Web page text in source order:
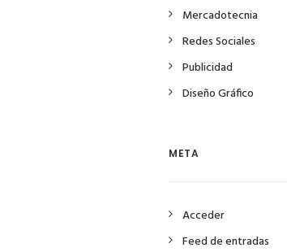
Mercadotecnia
Redes Sociales
Publicidad
Diseño Gráfico
META
Acceder
Feed de entradas